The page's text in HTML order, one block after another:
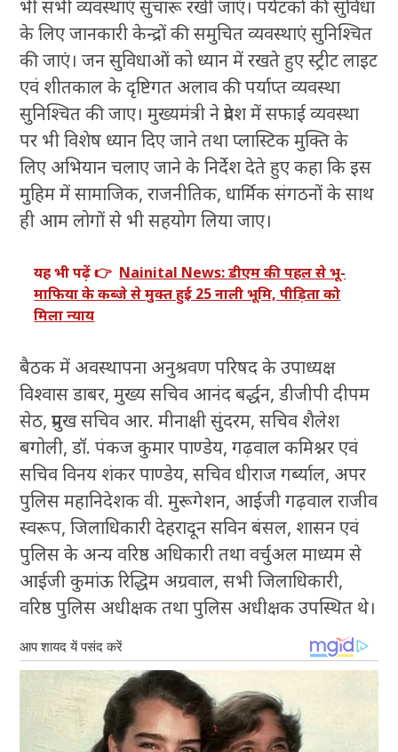
भी सभी व्यवस्थाएं सुचारू रखी जाएं। पर्यटकों की सुविधा
के लिए जानकारी केन्द्रों की समुचित व्यवस्थाएं सुनिश्चित
की जाएं। जन सुविधाओं को ध्यान में रखते हुए स्ट्रीट लाइट
एवं शीतकाल के दृष्टिगत अलाव की पर्याप्त व्यवस्था
सुनिश्चित की जाए। मुख्यमंत्री ने प्रदेश में सफाई व्यवस्था
पर भी विशेष ध्यान दिए जाने तथा प्लास्टिक मुक्ति के
लिए अभियान चलाए जाने के निर्देश देते हुए कहा कि इस
मुहिम में सामाजिक, राजनीतिक, धार्मिक संगठनों के साथ
ही आम लोगों से भी सहयोग लिया जाए।
यह भी पढ़ें 👉 Nainital News: डीएम की पहल से भू-
माफिया के कब्जे से मुक्त हुई 25 नाली भूमि, पीड़िता को
मिला न्याय
बैठक में अवस्थापना अनुश्रवण परिषद के उपाध्यक्ष
विश्वास डाबर, मुख्य सचिव आनंद बर्द्धन, डीजीपी दीपम
सेठ, प्रमुख सचिव आर. मीनाक्षी सुंदरम, सचिव शैलेश
बगोली, डॉ. पंकज कुमार पाण्डेय, गढ़वाल कमिश्नर एवं
सचिव विनय शंकर पाण्डेय, सचिव धीराज गर्ब्याल, अपर
पुलिस महानिदेशक वी. मुरूगेशन, आईजी गढ़वाल राजीव
स्वरूप, जिलाधिकारी देहरादून सविन बंसल, शासन एवं
पुलिस के अन्य वरिष्ठ अधिकारी तथा वर्चुअल माध्यम से
आईजी कुमांऊ रिद्धिम अग्रवाल, सभी जिलाधिकारी,
वरिष्ठ पुलिस अधीक्षक तथा पुलिस अधीक्षक उपस्थित थे।